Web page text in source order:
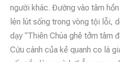
người khác. Đường vào tâm
lén lút sống trong vòng tội lỗi,
dạy “Thiên Chúa ghê tởm tâm
Cứu cánh của kẻ quanh co là